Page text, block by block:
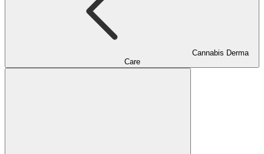
Cannabis Derma
Care